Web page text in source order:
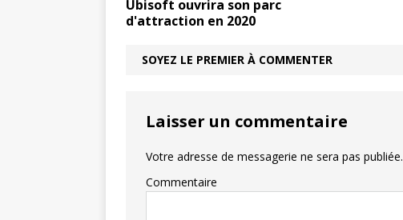
Ubisoft ouvrira son parc
d'attraction en 2020
SOYEZ LE PREMIER À COMMENTER
Laisser un commentaire
Votre adresse de messagerie ne sera pas publiée.
Commentaire